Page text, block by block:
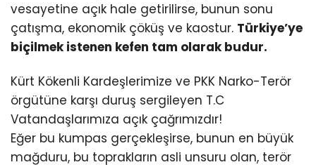
vesayetine açık hale getirilirse, bunun sonu
çatışma, ekonomik çöküş ve kaostur. Türkiye’ye
biçilmek istenen kefen tam olarak budur.
Kürt Kökenli Kardeşlerimize ve PKK Narko-Terör
örgütüne karşı duruş sergileyen T.C
Vatandaşlarımıza açık çağrımızdır!
Eğer bu kumpas gerçekleşirse, bunun en büyük
mağduru, bu toprakların asli unsuru olan, terör